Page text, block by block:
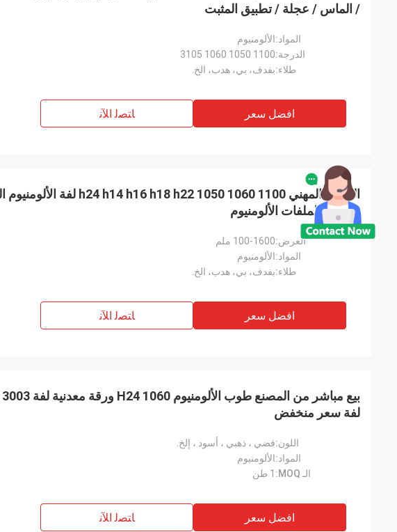
/ الماس / عجلة / تطبيق المثبت
المواد:الألومنيوم
الدرجة:1100 1050 1060 3105
طلاء:بفدف، بي، هدب، الخ.
افضل سعر ﺎﺘﺼﻟ ﺍﻶﻧ
سلسلة الملفات الألومنيوم
العرض:100-1600 ملم
المواد:الألومنيوم
طلاء:بفدف، بي، هدب، الخ.
افضل سعر ﺎﺘﺼﻟ ﺍﻶﻧ
لفة سعر منخفض
اللون:فضي ، ذهبي ، أسود ، إلخ.
المواد:الألومنيوم
الـ MOQ:
1 طن
افضل سعر ﺎﺘﺼﻟ ﺍﻶﻧ